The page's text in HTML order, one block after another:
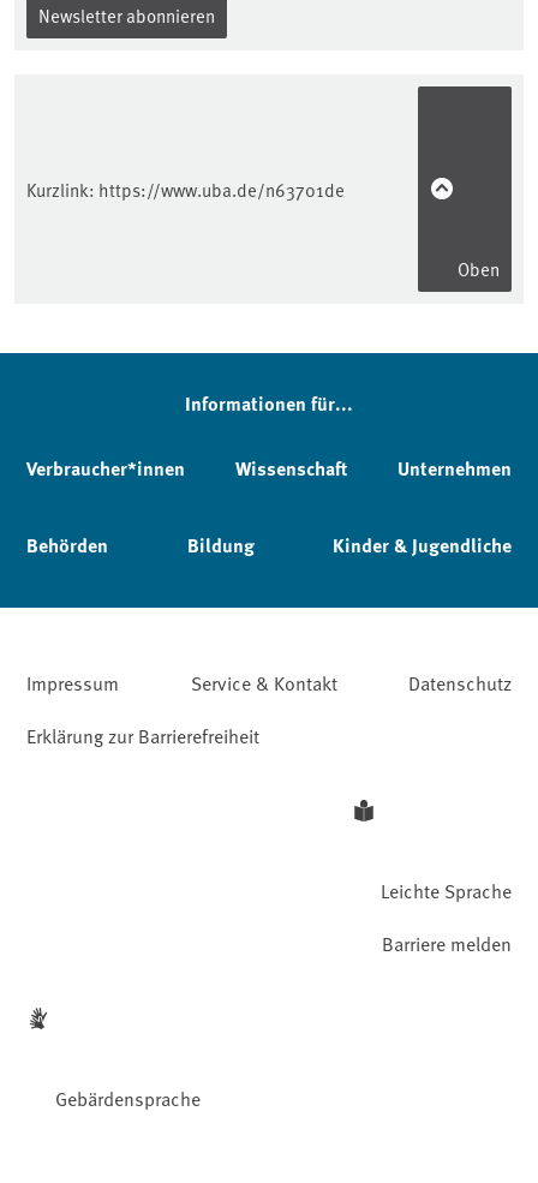
Newsletter abonnieren
Kurzlink: https://www.uba.de/n63701de
Oben
Informationen für...
Verbraucher*innen Wissenschaft Unternehmen
Behörden Bildung Kinder & Jugendliche
Impressum Service & Kontakt
Datenschutz
Erklärung zur Barrierefreiheit
Leichte Sprache
Gebärdensprache
Barriere melden